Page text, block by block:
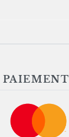
PAIEMENT